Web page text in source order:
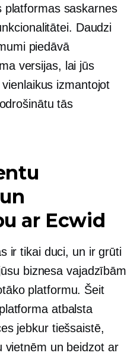
platformas saskarnes
Daudzi
piedāvā
versijas, lai jūs
izmantojot
tās
ar Ecwid
ir tikai duci, un ir grūti
biznesa vajadzībām
platformu. Šeit
atbalsta
jebkur tiešsaistē,
vietnēm un beidzot ar